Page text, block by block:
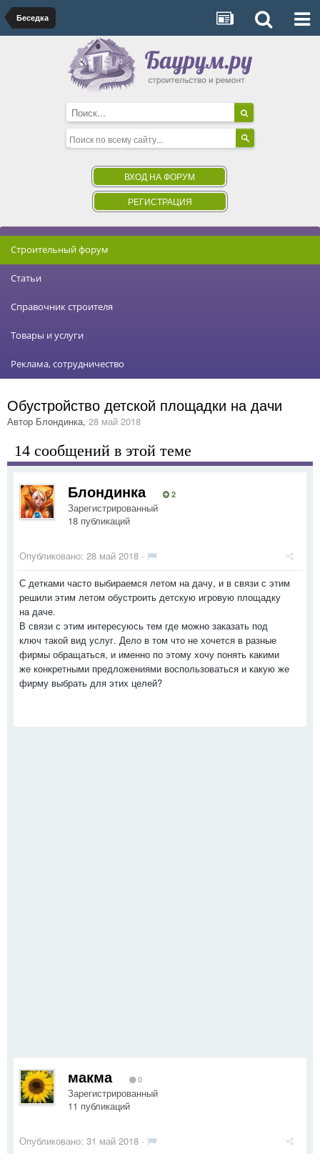
Беседка
ВХОД НА ФОРУМ
РЕГИСТРАЦИЯ
Строительный форум
Статьи
Справочник строителя
Товары и услуги
Реклама, сотрудничество
Обустройство детской площадки на дачи
Автор Блондинка, 28 май 2018
14 сообщений в этой теме
Блондинка 2
Зарегистрированный
18 публикаций
Опубликовано: 28 май 2018 ·
С детками часто выбираемся летом на дачу, и в связи с этим
решили этим летом обустроить детскую игровую площадку
на даче.
В связи с этим интересуюсь тем где можно заказать под
ключ такой вид услуг. Дело в том что не хочется в разные
фирмы обращаться, и именно по этому хочу понять какими
же конкретными предложениями воспользоваться и какую же
фирму выбрать для этих целей?
макма 0
Зарегистрированный
11 публикаций
Опубликовано: 31 май 2018 ·